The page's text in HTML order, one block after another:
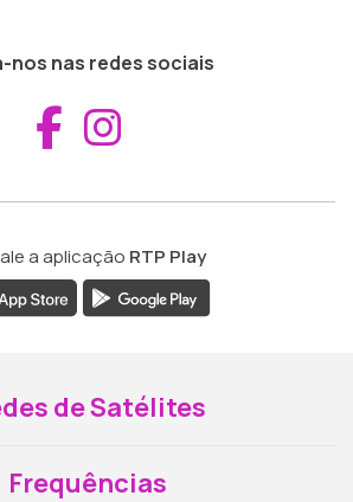
nos nas redes sociais
Aceder ao
a aplicação RTP Play
de Satélites
Frequências